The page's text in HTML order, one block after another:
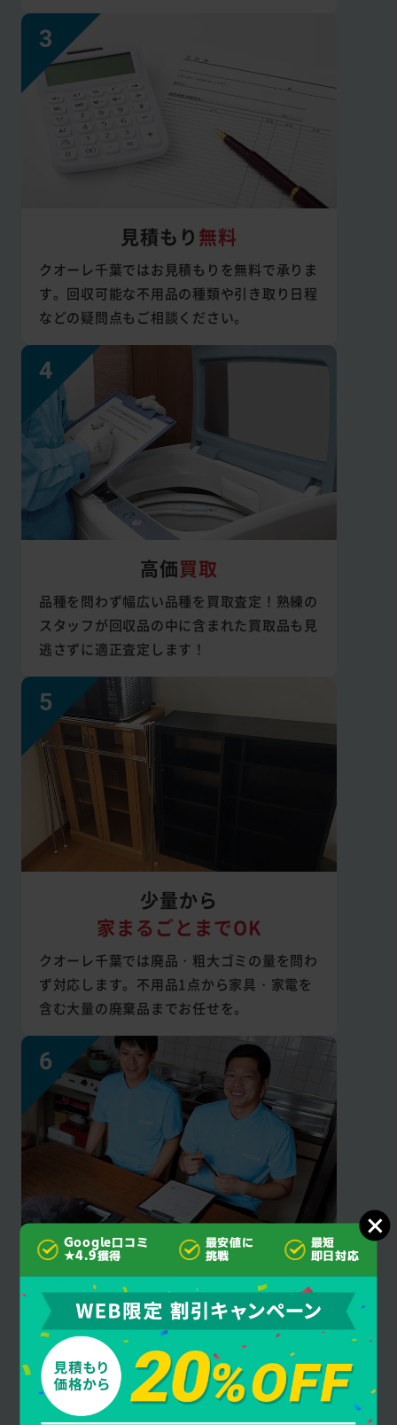
見積もり 無料
クオーレ千葉ではお見積もりを無料で承りま
す。回収可能な不用品の種類や引き取り日程
などの疑問点もご相談ください。
高価買取
品種を問わず幅広い品種を買取査定！熟練の
スタッフが回収品の中に含まれた買取品も見
逃さずに適正査定します！
少量から
家まるごとまでOK
クオーレ千葉では廃品・粗大ゴミの量を問わ
ず対応します。不用品1点から家具・家電を
含む大量の廃棄品までお任せを。
見積もり後の
追加料金なし
クオーレ千葉はご契約成立後にお客様に許可
を得ず作業・料金を追加することは一切あり
ません。安心してお任せください。
Google口コミ
★4.9獲得
最安値に
挑戦
最短
即日対応